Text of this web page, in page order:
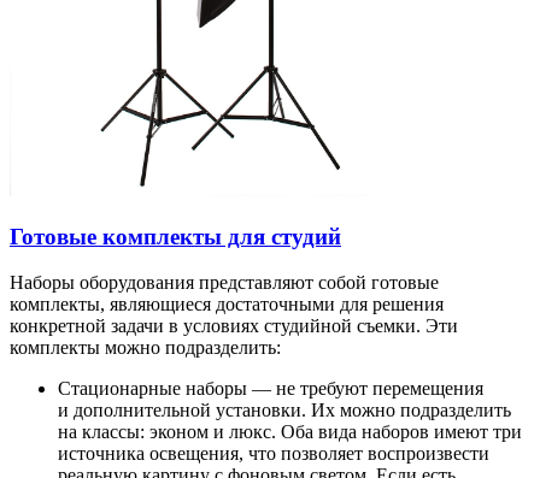
Готовые комплекты для студий
Наборы оборудования представляют собой готовые
комплекты, являющиеся достаточными для решения
конкретной задачи в условиях студийной съемки. Эти
комплекты можно подразделить:
Стационарные наборы — не требуют перемещения
и дополнительной установки. Их можно подразделить
на классы: эконом и люкс. Оба вида наборов имеют три
источника освещения, что позволяет воспроизвести